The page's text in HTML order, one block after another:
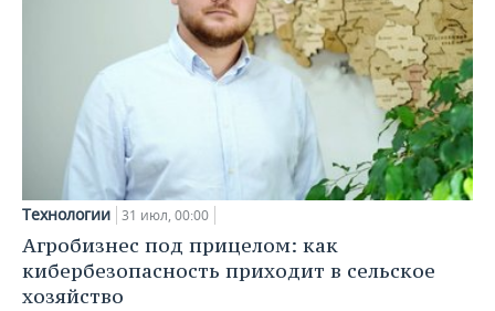
Технологии 31 июл, 00:00
Агробизнес под прицелом: как
кибербезопасность приходит в сельское
хозяйство